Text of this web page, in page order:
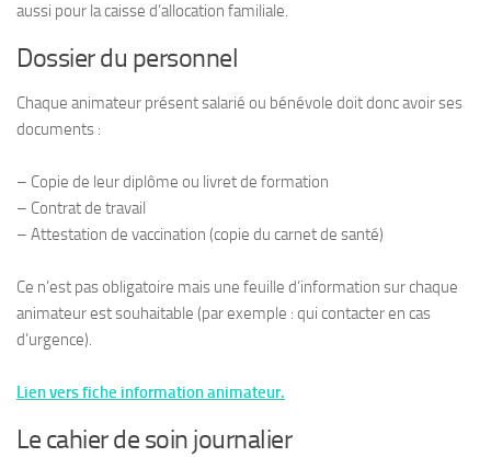
aussi pour la caisse d’allocation familiale.
Dossier du personnel
Chaque animateur présent salarié ou bénévole doit donc avoir ses
documents :
– Copie de leur diplôme ou livret de formation
– Contrat de travail
– Attestation de vaccination (copie du carnet de santé)
Ce n’est pas obligatoire mais une feuille d’information sur chaque
animateur est souhaitable (par exemple : qui contacter en cas
d’urgence).
Lien vers fiche information animateur.
Le cahier de soin journalier